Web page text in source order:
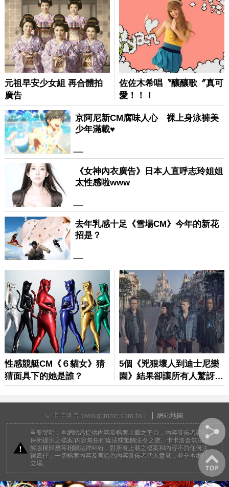
© 卡卡洛普 www.gamme.com.tw | 網站地圖
重要聲明：本網站為提供內容及檔案上載之平台，內容發佈者請確
保所提供之檔案/內容無任何違法或牴觸法令之虞。卡卡洛普無法調
解版權歸屬等相關法律糾紛，對所有上載之檔案和內容不負任何法
律責任，一切檔案內容及言論為內容發佈者個人意見，並非本網站
立場。